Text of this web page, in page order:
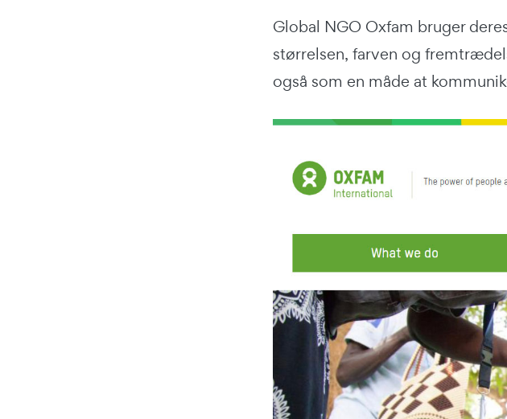
Global NGO Oxfam bruger
størrelsen, farven og
også som en måde at